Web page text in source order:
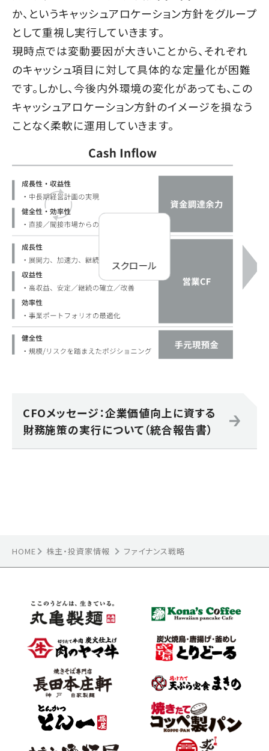
か、というキャッシュアロケーション方針をグループ
として重視し実行していきます。
現時点では変動要因が大きいことから、それぞれ
のキャッシュ項目に対して具体的な定量化が困難
です。しかし、今後内外環境の変化があっても、この
キャッシュアロケーション方針のイメージを損なう
ことなく柔軟に運用していきます。
スクロール
CFOメッセージ：企業価値向上に資する
財務施策の実行について（統合報告書）
HOME 株主・投資家情報 ファイナンス戦略